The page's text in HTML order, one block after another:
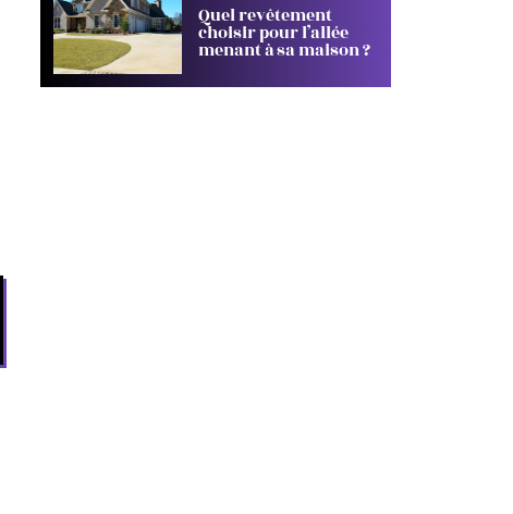
Quel revêtement
choisir pour l’allée
menant à sa maison ?